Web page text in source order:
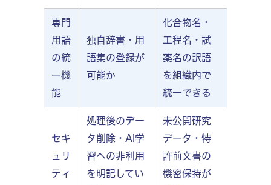
専門
用語
の統
一機
能
独自辞書・用
語集の登録が
可能か
化合物名・
工程名・試
薬名の訳語
を組織内で
統一できる
セキ
ュリ
ティ
処理後のデー
タ削除・AI学
習への非利用
を明記してい
未公開研究
データ・特
許前文書の
機密保持が